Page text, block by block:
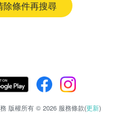
除條件再搜尋
版權所有 © 2026 服務條款(更新)